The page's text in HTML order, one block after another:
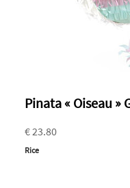
Pinata « Oiseau »
€ 23.80
Rice